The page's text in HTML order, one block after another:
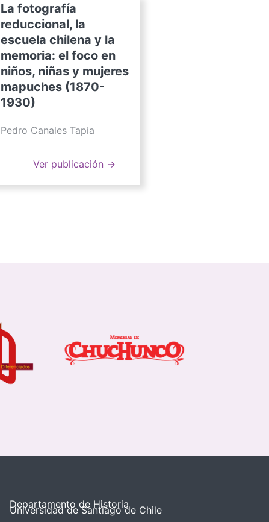
La fotografía
reduccional, la
escuela chilena y la
memoria: el foco en
niños, niñas y mujeres
mapuches (1870-
1930)
Pedro Canales Tapia
Ver publicación →
Departamento de Historia
Universidad de Santiago de Chile